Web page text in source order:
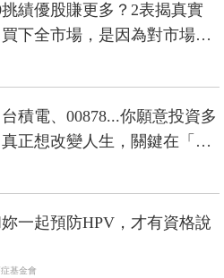
挑績優股賺更多？2表揭真實
下全市場，是因為對市場保
積電、00878...你願意投資多
正想改變人生，關鍵在「數
一起預防HPV，才有資格說
基金會